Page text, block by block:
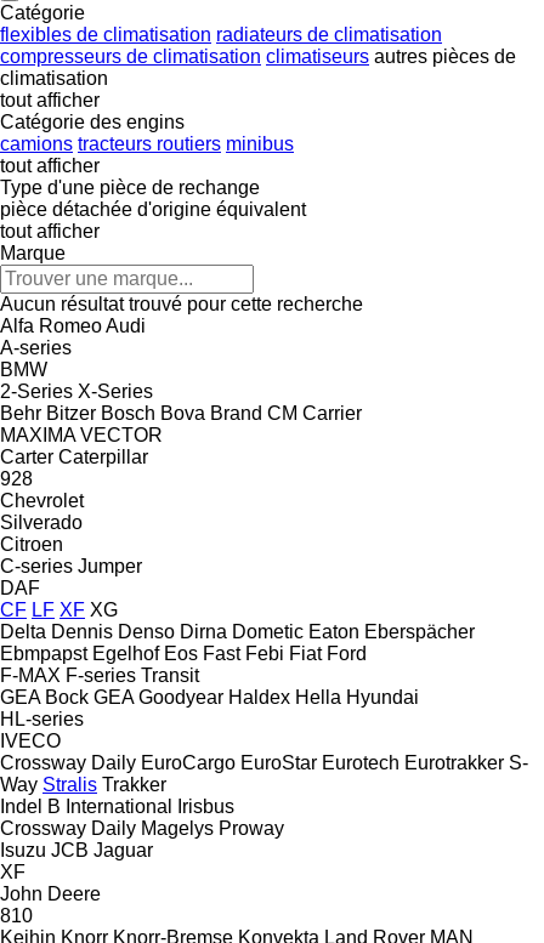
Catégorie
flexibles de climatisation radiateurs de climatisation
compresseurs de climatisation climatiseurs autres pièces de
climatisation
tout afficher
Catégorie des engins
camions tracteurs routiers minibus
tout afficher
Type d'une pièce de rechange
pièce détachée d'origine équivalent
tout afficher
Marque
Aucun résultat trouvé pour cette recherche
Alfa RomeoAudi
A-series
BMW
2-Series X-Series
Behr Bitzer Bosch Bova Brand CM Carrier
MAXIMA VECTOR
Carter Caterpillar
928
Chevrolet
Silverado
Citroen
C-series Jumper
DAF
CF LF XF XG
Delta Dennis Denso Dirna Dometic Eaton Eberspächer
Ebmpapst Egelhof Eos Fast Febi Fiat Ford
F-MAX F-series Transit
GEA Bock GEA Goodyear Haldex Hella Hyundai
HL-series
IVECO
Crossway Daily EuroCargo EuroStar Eurotech Eurotrakker S-
Way Stralis Trakker
Indel B International
Irisbus
Crossway Daily Magelys Proway
Isuzu JCB Jaguar
XF
John Deere
810
Keihin Knorr Knorr-Bremse Konvekta Land Rover MAN